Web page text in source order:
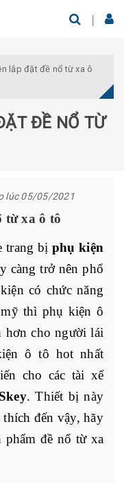
lắp đặt đề nổ từ xa ô
ĐỀ NỔ TỪ
lúc 05/05/2021
từ xa ô tô
trang bị phụ kiện
càng trở nên phổ
có chức năng
thì phụ kiện ô
hơn cho người lái
ô tô hot nhất
cho các tài xế
. Thiết bị này
đến vậy, hãy
phẩm đề nổ từ xa